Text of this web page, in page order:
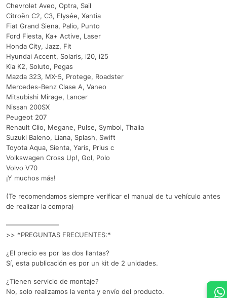
Chevrolet Aveo, Optra, Sail
Citroën C2, C3, Elysée, Xantia
Fiat Grand Siena, Palio, Punto
Ford Fiesta, Ka+ Active, Laser
Honda City, Jazz, Fit
Hyundai Accent, Solaris, i20, i25
Kia K2, Soluto, Pegas
Mazda 323, MX-5, Protege, Roadster
Mercedes-Benz Clase A, Vaneo
Mitsubishi Mirage, Lancer
Nissan 200SX
Peugeot 207
Renault Clio, Megane, Pulse, Symbol, Thalia
Suzuki Baleno, Liana, Splash, Swift
Toyota Aqua, Sienta, Yaris, Prius c
Volkswagen Cross Up!, Gol, Polo
Volvo V70
¡Y muchos más!
(Te recomendamos siempre verificar el manual de tu vehículo antes
de realizar la compra)
————————
>> *PREGUNTAS FRECUENTES:*
¿El precio es por las dos llantas?
Sí, esta publicación es por un kit de 2 unidades.
¿Tienen servicio de montaje?
No, solo realizamos la venta y envío del producto.